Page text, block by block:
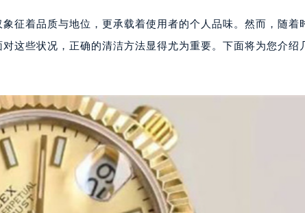
征着品质与地位，更承载着使用者的个人品味。然而，随着
这些状况，正确的清洁方法显得尤为重要。下面将为您介绍